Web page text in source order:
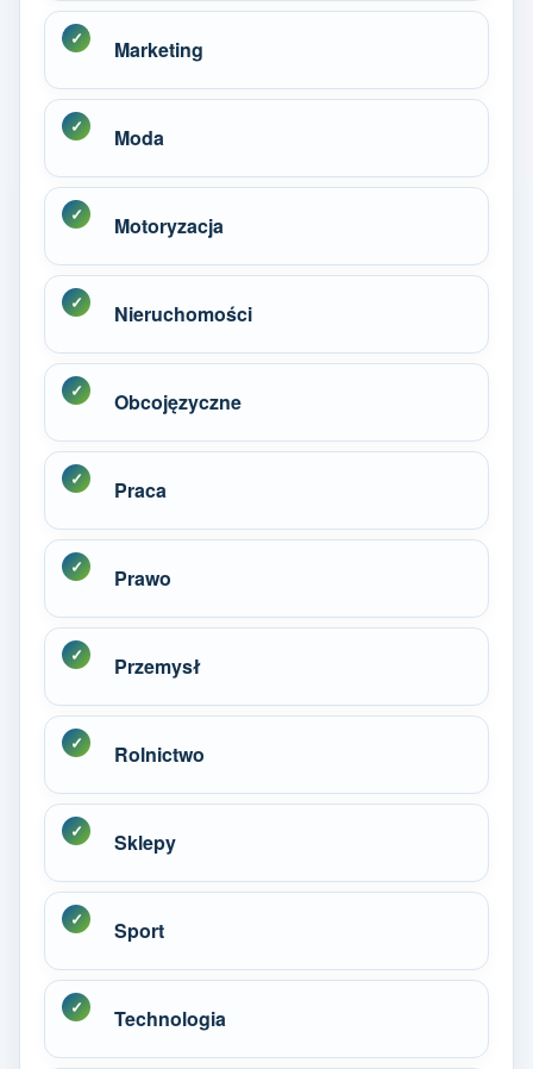
Marketing
Moda
Motoryzacja
Nieruchomości
Obcojęzyczne
Praca
Prawo
Przemysł
Rolnictwo
Sklepy
Sport
Technologia